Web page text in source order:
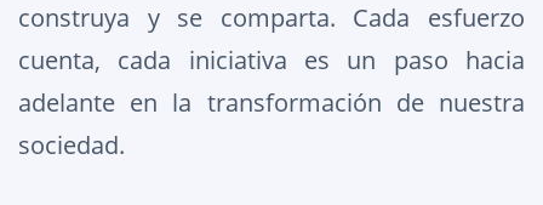
construya y se comparta. Cada esfuerzo
cuenta, cada iniciativa es un paso hacia
adelante en la transformación de nuestra
sociedad.